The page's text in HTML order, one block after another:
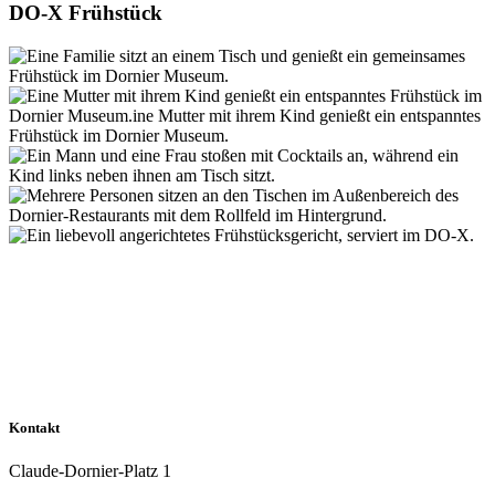
DO-X Frühstück
Kontakt
Claude-Dornier-Platz 1